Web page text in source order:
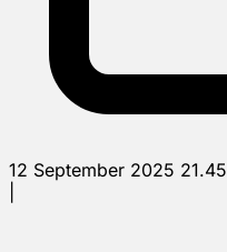
12 September 2025 21.45